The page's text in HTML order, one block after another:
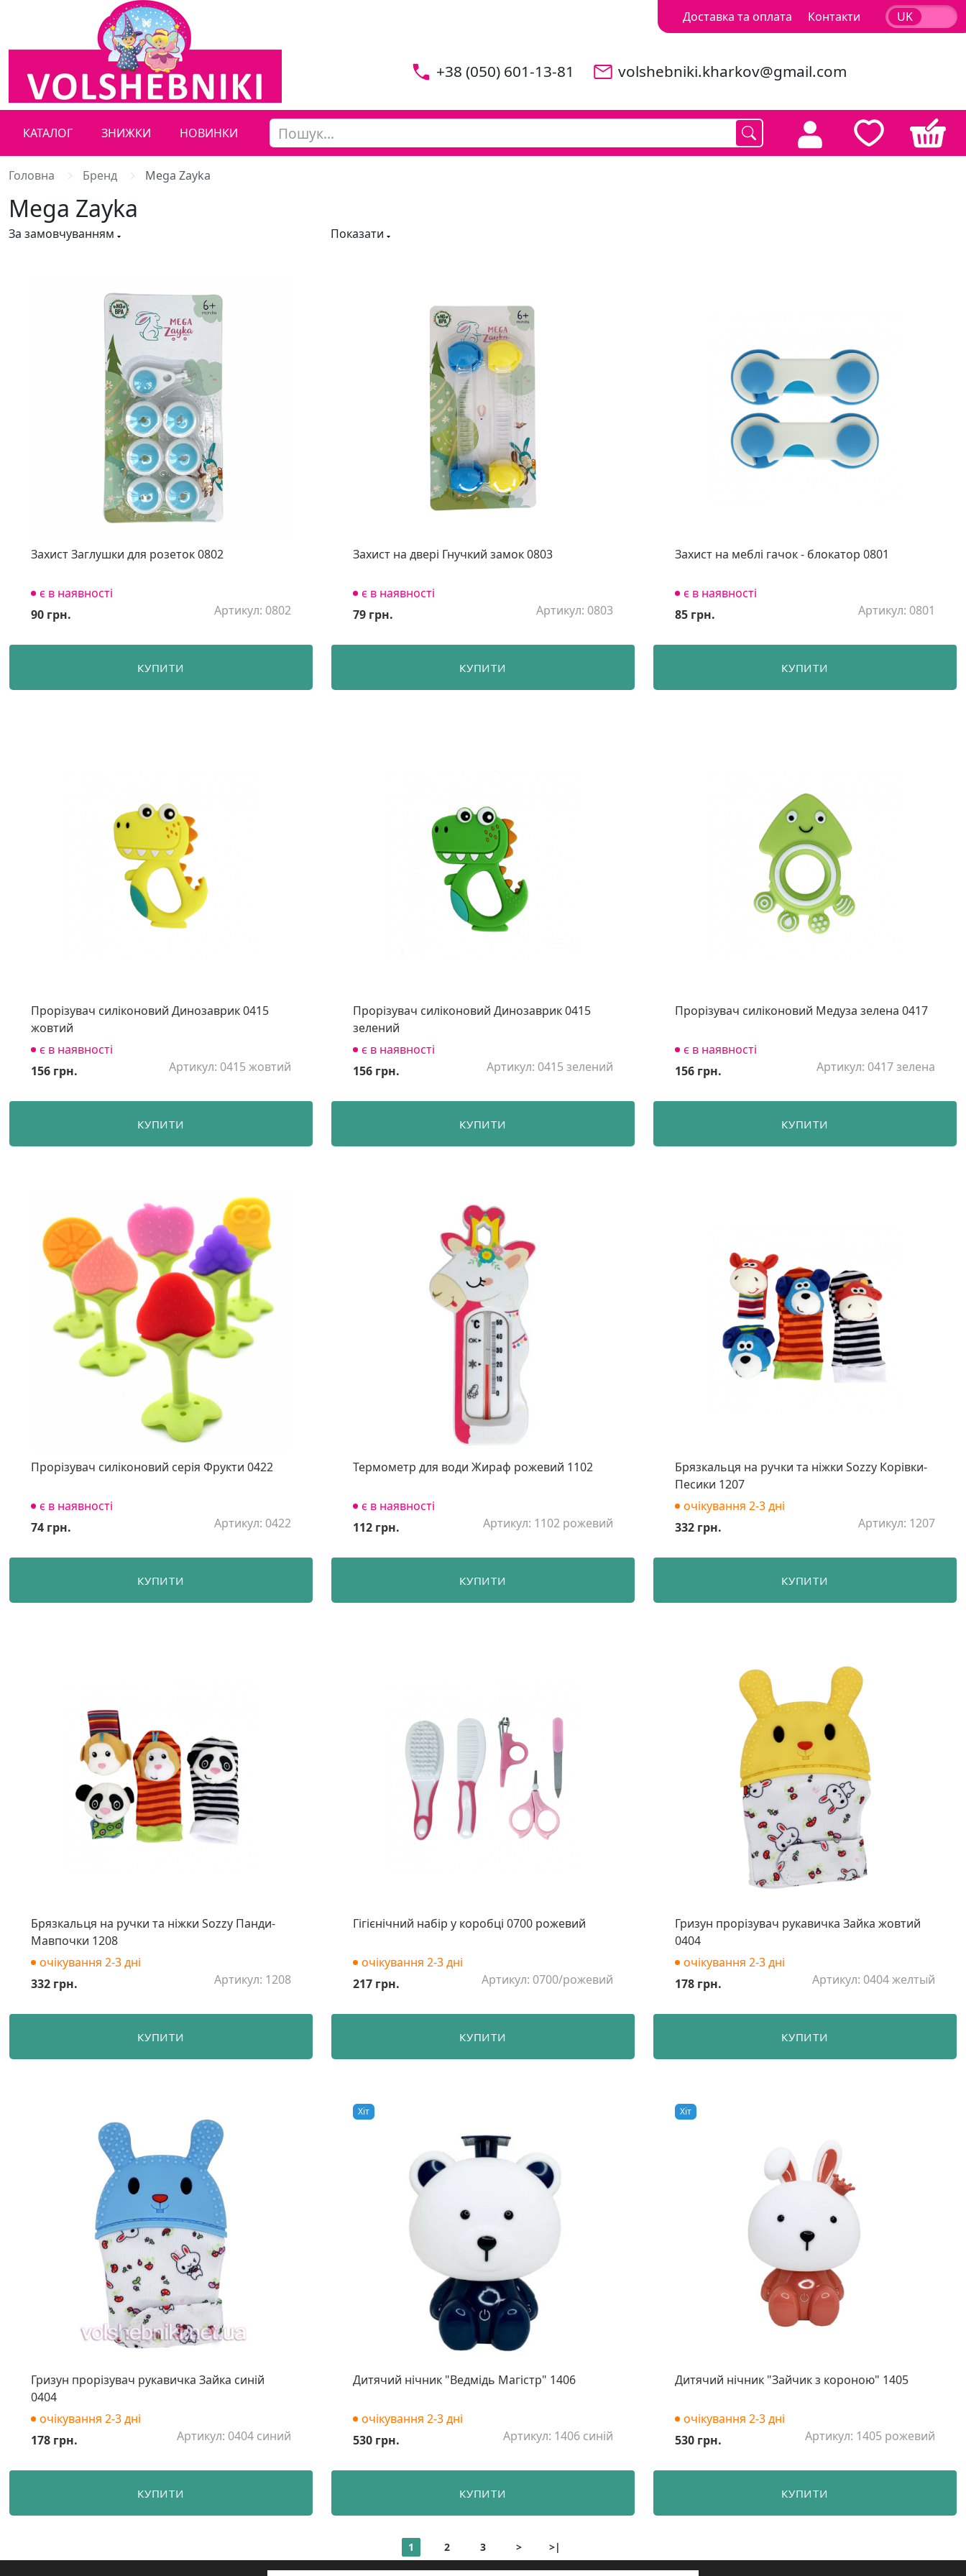
Доставка та оплата Контакти UK
+38 (050) 601-13-81 volshebniki.kharkov@gmail.com
КАТАЛОГ ЗНИЖКИ НОВИНКИ
Головна Бренд Mega Zayka
Mega Zayka
За замовчуванням Показати
Захист Заглушки для розеток 0802
є в наявності
Артикул: 0802
90 грн.
КУПИТИ
Захист на двері Гнучкий замок 0803
є в наявності
Артикул: 0803
79 грн.
КУПИТИ
Захист на меблі гачок - блокатор 0801
є в наявності
Артикул: 0801
85 грн.
КУПИТИ
Прорізувач силіконовий Динозаврик 0415
жовтий
є в наявності
Артикул: 0415 жовтий
156 грн.
КУПИТИ
Прорізувач силіконовий Динозаврик 0415
зелений
є в наявності
Артикул: 0415 зелений
156 грн.
КУПИТИ
Прорізувач силіконовий Медуза зелена 0417
є в наявності
Артикул: 0417 зелена
156 грн.
КУПИТИ
Прорізувач силіконовий серія Фрукти 0422
є в наявності
Артикул: 0422
74 грн.
КУПИТИ
Термометр для води Жираф рожевий 1102
є в наявності
Артикул: 1102 рожевий
112 грн.
КУПИТИ
Брязкальця на ручки та ніжки Sozzy Корівки-
Песики 1207
очікування 2-3 дні
Артикул: 1207
332 грн.
КУПИТИ
Брязкальця на ручки та ніжки Sozzy Панди-
Мавпочки 1208
очікування 2-3 дні
Артикул: 1208
332 грн.
КУПИТИ
Гігієнічний набір у коробці 0700 рожевий
очікування 2-3 дні
Артикул: 0700/рожевий
217 грн.
КУПИТИ
Гризун прорізувач рукавичка Зайка жовтий
0404
очікування 2-3 дні
Артикул: 0404 желтый
178 грн.
КУПИТИ
Гризун прорізувач рукавичка Зайка синій
0404
очікування 2-3 дні
Артикул: 0404 синий
178 грн.
КУПИТИ
Хiт
Дитячий нічник "Ведмідь Магістр" 1406
очікування 2-3 дні
Артикул: 1406 синій
530 грн.
КУПИТИ
Хiт
Дитячий нічник "Зайчик з короною" 1405
очікування 2-3 дні
Артикул: 1405 рожевий
530 грн.
КУПИТИ
1 2 3 > >|